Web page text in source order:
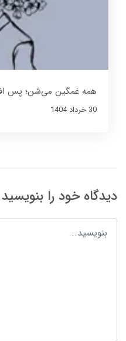
همه غمگین می‌شن؛ پس
30 خرداد 1404
دیدگاه خود را بنویسید